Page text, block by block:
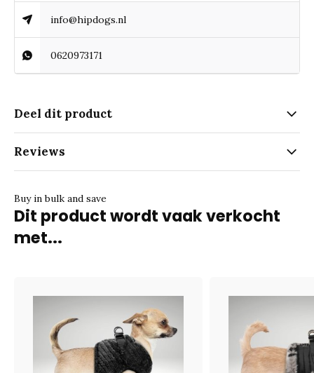
info@hipdogs.nl
0620973171
Deel dit product
Reviews
Buy in bulk and save
Dit product wordt vaak verkocht
met...